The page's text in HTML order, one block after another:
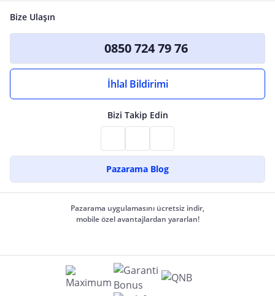
Bize Ulaşın
0850 724 79 76
İhlal Bildirimi
Bizi Takip Edin
Pazarama Blog
Pazarama uygulamasını ücretsiz indir,
mobile özel avantajlardan yararlan!